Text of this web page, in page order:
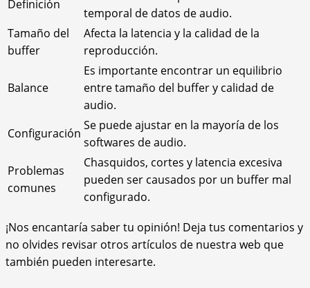
Definición
temporal de datos de audio.
Tamaño del
buffer
Afecta la latencia y la calidad de la
reproducción.
Balance
Es importante encontrar un equilibrio
entre tamaño del buffer y calidad de
audio.
Configuración
Se puede ajustar en la mayoría de los
softwares de audio.
Problemas
comunes
Chasquidos, cortes y latencia excesiva
pueden ser causados por un buffer mal
configurado.
¡Nos encantaría saber tu opinión! Deja tus comentarios y
no olvides revisar otros artículos de nuestra web que
también pueden interesarte.